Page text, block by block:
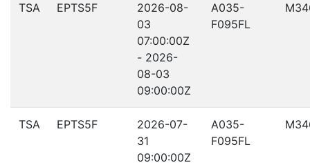
TSA EPTS5F
2026-08-
03
07:00:00Z
- 2026-
08-03
09:00:00Z
A035-
F095FL
TSA EPTS5F
2026-07-
31
09:00:00Z
A035-
F095FL